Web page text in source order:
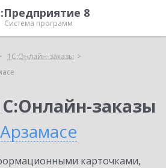
8
Система программ
1С:Онлайн-заказы
заказы
карточками,